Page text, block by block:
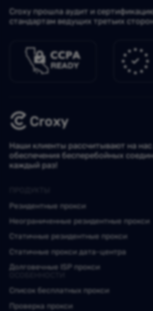
Croxy прошла аудит и
стандартам ведущих третьих
Наши клиенты рассчитывают на
обеспечения бесперебойных
каждый раз!
Резидентные прокси
Неограниченные резидентные прокси
Статичные резидентные прокси
Статичные прокси дата-центра
Долговечные ISP прокси
Список бесплатных прокси
Проверка прокси